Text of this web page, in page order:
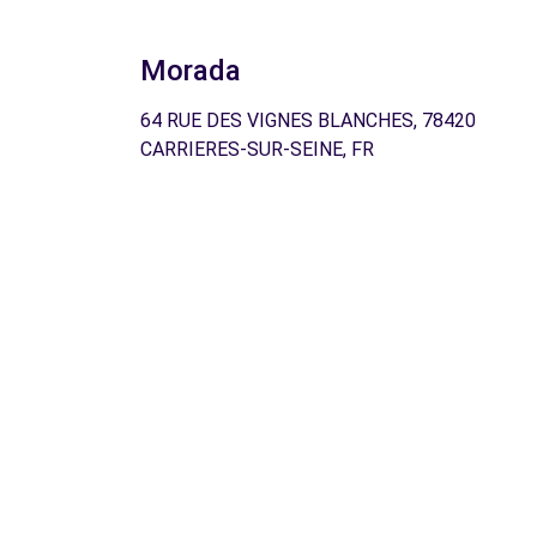
Morada
64 RUE DES VIGNES BLANCHES, 78420
CARRIERES-SUR-SEINE, FR